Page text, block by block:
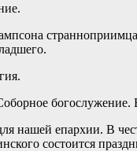
нашей епархии. В
состоится